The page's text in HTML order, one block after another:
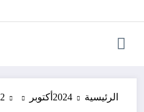
الرئيسية 2024 أكتوبر 2